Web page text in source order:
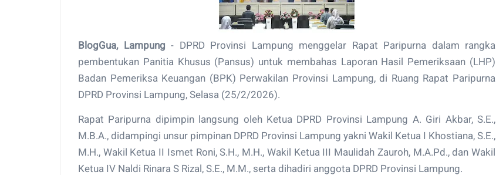
BlogGua, Lampung - DPRD Provinsi Lampung menggelar Rapat Paripurna dalam rangka
pembentukan Panitia Khusus (Pansus) untuk membahas Laporan Hasil Pemeriksaan (LHP)
Badan Pemeriksa Keuangan (BPK) Perwakilan Provinsi Lampung, di Ruang Rapat Paripurna
DPRD Provinsi Lampung, Selasa (25/2/2026).
Rapat Paripurna dipimpin langsung oleh Ketua DPRD Provinsi Lampung A. Giri Akbar, S.E.,
M.B.A., didampingi unsur pimpinan DPRD Provinsi Lampung yakni Wakil Ketua I Khostiana, S.E.,
M.H., Wakil Ketua II Ismet Roni, S.H., M.H., Wakil Ketua III Maulidah Zauroh, M.A.Pd., dan Wakil
Ketua IV Naldi Rinara S Rizal, S.E., M.M., serta dihadiri anggota DPRD Provinsi Lampung.